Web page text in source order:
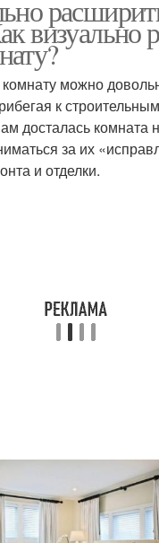
визуально
можно
к
досталась комната
за их
и отделки.